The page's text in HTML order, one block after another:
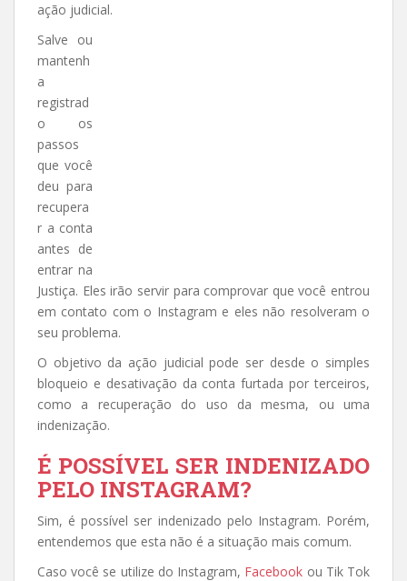
ação judicial.
Salve ou
mantenh
a
registrad
o os
passos
que você
deu para
recupera
r a conta
antes de
entrar na
Justiça. Eles irão servir para comprovar que você entrou
em contato com o Instagram e eles não resolveram o
seu problema.
O objetivo da ação judicial pode ser desde o simples
bloqueio e desativação da conta furtada por terceiros,
como a recuperação do uso da mesma, ou uma
indenização.
É POSSÍVEL SER INDENIZADO
PELO INSTAGRAM?
Sim, é possível ser indenizado pelo Instagram. Porém,
entendemos que esta não é a situação mais comum.
Caso você se utilize do Instagram, Facebook ou Tik Tok